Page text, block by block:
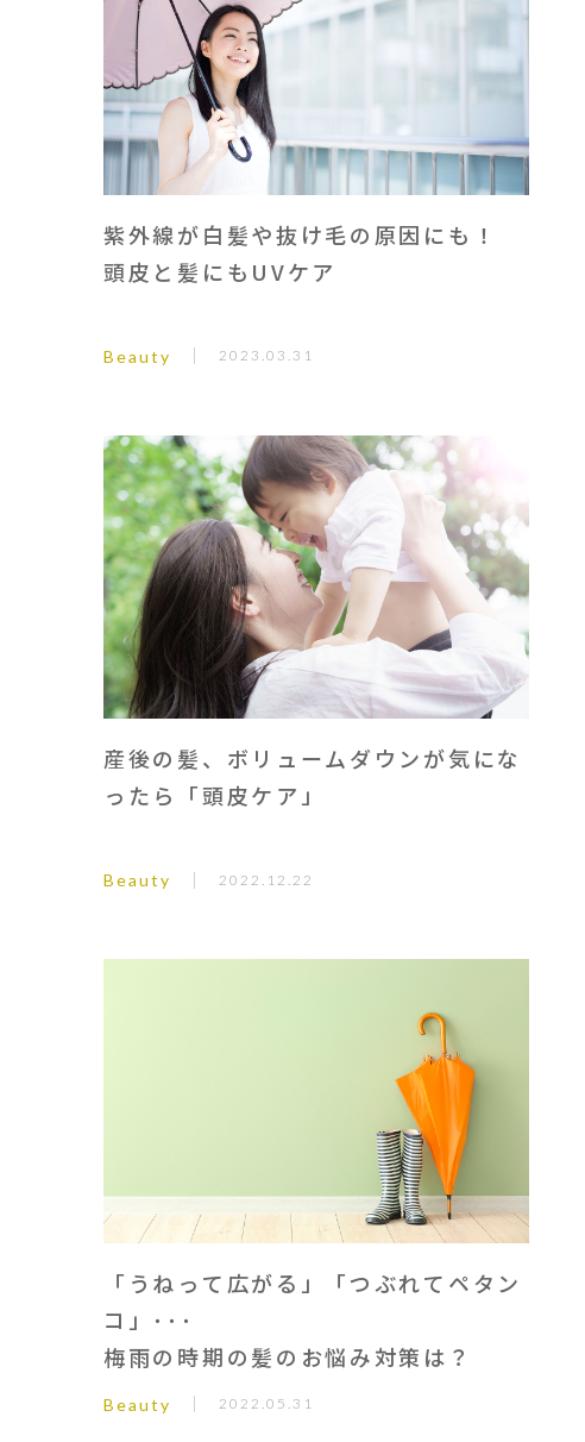
紫外線が白髪や抜け毛の原因にも！
頭皮と髪にもUVケア
Beauty 2023.03.31
産後の髪、ボリュームダウンが気にな
ったら「頭皮ケア」
Beauty 2022.12.22
「うねって広がる」「つぶれてペタン
コ」･･･
梅雨の時期の髪のお悩み対策は？
Beauty 2022.05.31